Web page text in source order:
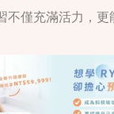
不僅充滿活力，更